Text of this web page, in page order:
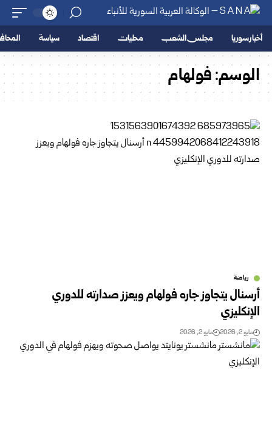
أخبار سوريا مجلس الشعب محليات اقتصاد سياسة
الوسم:فولهام
رياضة
أرسنال يتجاوز جاره فولهام ويعزز صدارته للدوري
الإنكليزي
مايو 2, 2026 مايو 2, 2026